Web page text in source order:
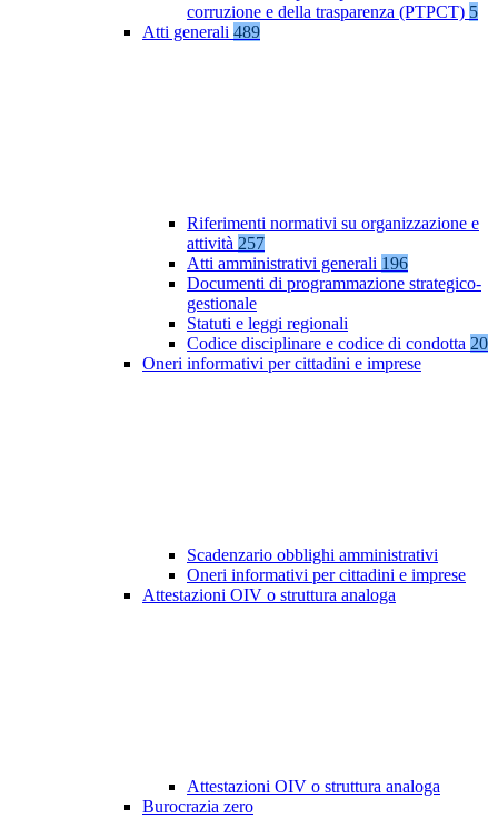
corruzione e della trasparenza (PTPCT) 5
Atti generali 489
Riferimenti normativi su organizzazione e
attività 257
Atti amministrativi generali 196
Documenti di programmazione strategico-
gestionale
Statuti e leggi regionali
Codice disciplinare e codice di condotta 20
Oneri informativi per cittadini e imprese
Scadenzario obblighi amministrativi
Oneri informativi per cittadini e imprese
Attestazioni OIV o struttura analoga
Attestazioni OIV o struttura analoga
Burocrazia zero